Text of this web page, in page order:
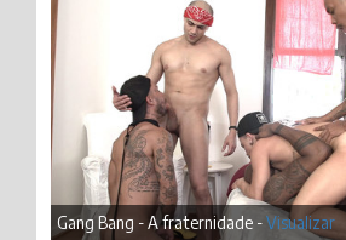
Gang Bang - A fraternidade -Visualizar